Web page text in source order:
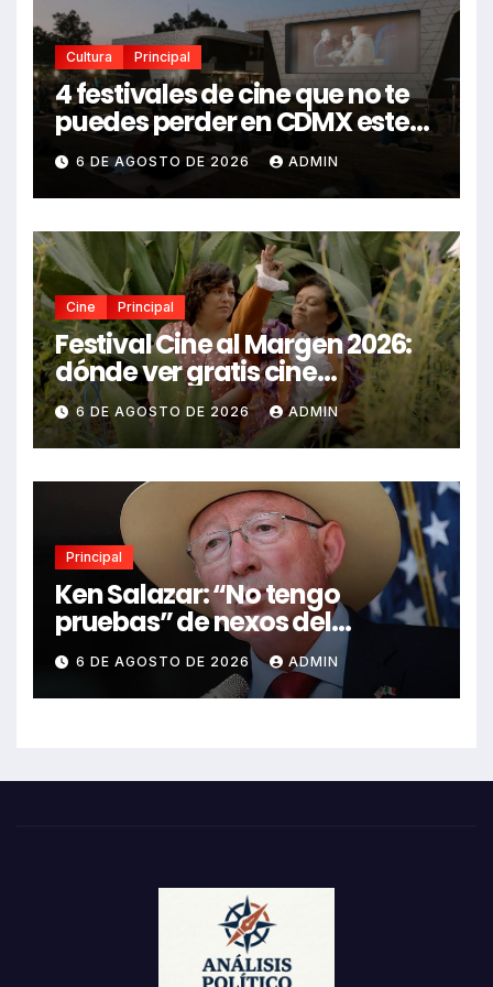
Cultura Principal
4 festivales de cine que no te
puedes perder en CDMX este
2026
6 DE AGOSTO DE 2026 ADMIN
Cine Principal
Festival Cine al Margen 2026:
dónde ver gratis cine
mexicano independiente en
CDMX y en línea
6 DE AGOSTO DE 2026 ADMIN
Principal
Ken Salazar: “No tengo
pruebas” de nexos del
Gobierno de México con el
narco
6 DE AGOSTO DE 2026 ADMIN